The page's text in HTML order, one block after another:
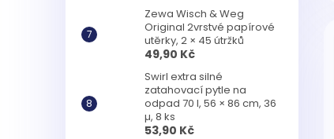
Zewa Wisch & Weg
Original 2vrstvé papírové
utěrky, 2 × 45 útržků
49,90 Kč
Swirl extra silné
zatahovací pytle na
odpad 70 l, 56 × 86 cm, 36
µ, 8 ks
53,90 Kč